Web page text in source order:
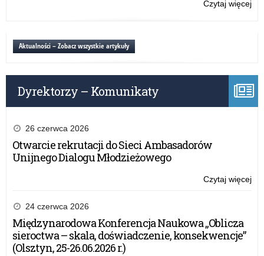
Czytaj więcej
Aktualności – Zobacz wszystkie artykuły
Dyrektorzy – Komunikaty
26 czerwca 2026
Otwarcie rekrutacji do Sieci Ambasadorów
Unijnego Dialogu Młodzieżowego
Czytaj więcej
24 czerwca 2026
Międzynarodowa Konferencja Naukowa „Oblicza
sieroctwa – skala, doświadczenie, konsekwencje”
(Olsztyn, 25-26.06.2026 r.)